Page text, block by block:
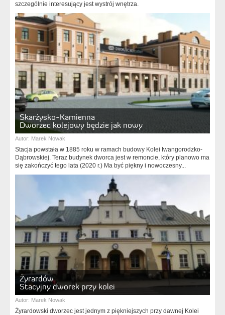
szczególnie interesujący jest wystrój wnętrza.
Skarżysko-Kamienna
Dworzec kolejowy będzie jak nowy
Autor: Marek Nowak
Stacja powstała w 1885 roku w ramach budowy Kolei Iwangorodzko-
Dąbrowskiej. Teraz budynek dworca jest w remoncie, który planowo ma
się zakończyć tego lata (2020 r.) Ma być piękny i nowoczesny...
Żyrardów
Stacyjny dworek przy kolei
Autor: Marek Nowak
Żyrardowski dworzec jest jednym z piękniejszych przy dawnej Kolei